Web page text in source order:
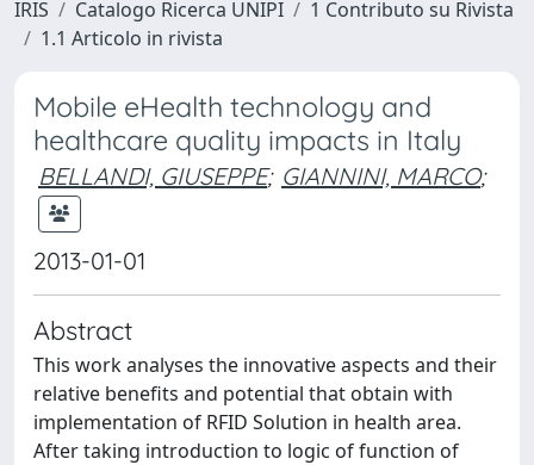
IRIS Catalogo Ricerca UNIPI
1 Contributo su Rivista
1.1 Articolo in rivista
Mobile eHealth technology and
healthcare quality impacts in Italy
BELLANDI, GIUSEPPE; GIANNINI, MARCO;
2013-01-01
Abstract
This work analyses the innovative aspects and their
relative benefits and potential that obtain with
implementation of RFID Solution in health area.
After taking introduction to logic of function of